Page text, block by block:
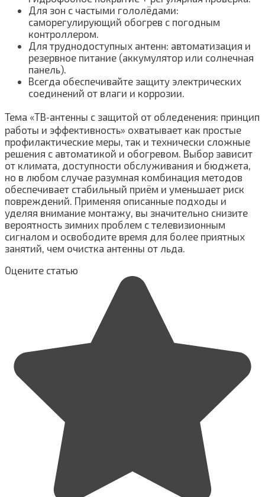
Для зон с частыми гололёдами:
саморегулирующий обогрев с погодным
контроллером.
Для труднодоступных антенн: автоматизация и
резервное питание (аккумулятор или солнечная
панель).
Всегда обеспечивайте защиту электрических
соединений от влаги и коррозии.
Тема «ТВ‑антенны с защитой от обледенения: принцип
работы и эффективность» охватывает как простые
профилактические меры, так и технически сложные
решения с автоматикой и обогревом. Выбор зависит
от климата, доступности обслуживания и бюджета,
но в любом случае разумная комбинация методов
обеспечивает стабильный приём и уменьшает риск
повреждений. Применяя описанные подходы и
уделяя внимание монтажу, вы значительно снизите
вероятность зимних проблем с телевизионным
сигналом и освободите время для более приятных
занятий, чем очистка антенны от льда.
Оцените статью